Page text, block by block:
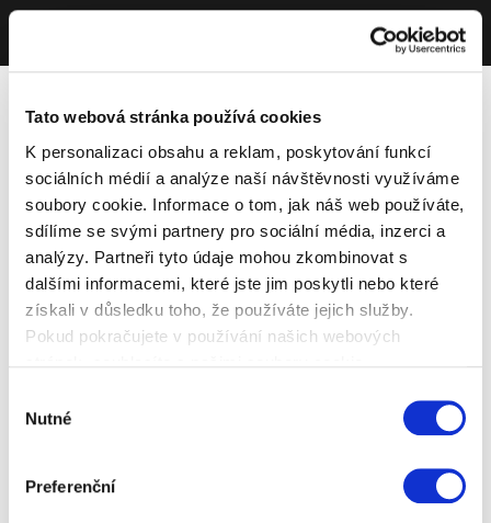
Tato webová stránka používá cookies
K personalizaci obsahu a reklam, poskytování funkcí
sociálních médií a analýze naší návštěvnosti využíváme
soubory cookie. Informace o tom, jak náš web používáte,
sdílíme se svými partnery pro sociální média, inzerci a
analýzy. Partneři tyto údaje mohou zkombinovat s
dalšími informacemi, které jste jim poskytli nebo které
získali v důsledku toho, že používáte jejich služby.
Pokud pokračujete v používání našich webových
souhlasu
Nutné
Preferenční